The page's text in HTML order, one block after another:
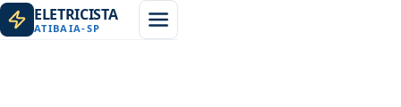
ELETRICISTA
ATIBAIA-SP